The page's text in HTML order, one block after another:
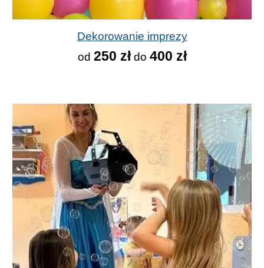
Dekorowanie imprezy
od 250 złdo 400 zł